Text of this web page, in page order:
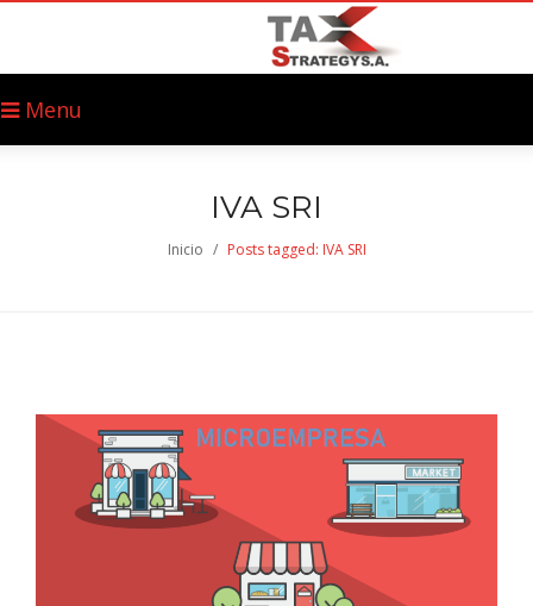
Menu
IVA SRI
Inicio / Posts tagged: IVA SRI